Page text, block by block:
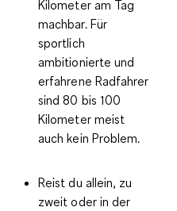
Kilometer am Tag
machbar. Für
sportlich
ambitionierte und
erfahrene Radfahrer
sind 80 bis 100
Kilometer meist
auch kein Problem.
Reist du allein, zu
zweit oder in der